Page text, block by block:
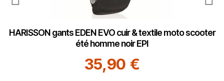
HARISSON gants EDEN EVO cuir & textile moto scooter
été homme noir EPI
35,90 €